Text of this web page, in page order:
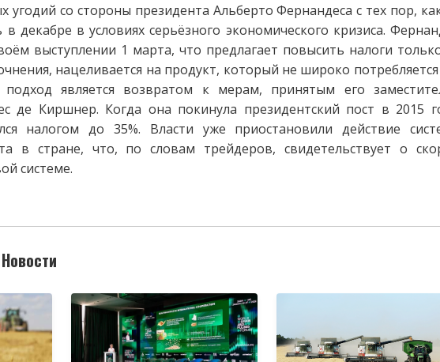
угодий со стороны президента Альберто Фернандеса с тех пор,
декабре в условиях серьёзного экономического кризиса.
выступлении 1 марта, что предлагает повысить налоги
нацеливается на продукт, который не широко потребляется
подход является возвратом к мерам, принятым его
де Киршнер. Когда она покинула президентский пост в 2015
налогом до 35%. Власти уже приостановили действие
в стране, что, по словам трейдеров, свидетельствует о
системе.